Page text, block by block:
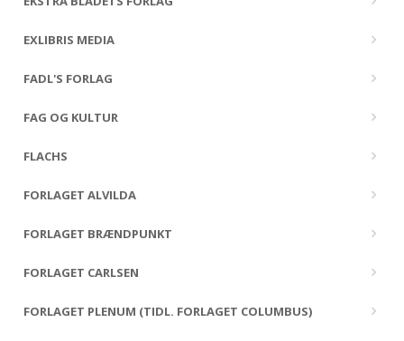
EXLIBRIS MEDIA
FADL'S FORLAG
FAG OG KULTUR
FLACHS
FORLAGET ALVILDA
FORLAGET BRÆNDPUNKT
FORLAGET CARLSEN
FORLAGET PLENUM (TIDL. FORLAGET COLUMBUS)